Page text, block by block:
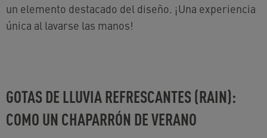
un elemento destacado del diseño. ¡Una experiencia
única al lavarse las manos!
GOTAS DE LLUVIA REFRESCANTES (RAIN):
COMO UN CHAPARRÓN DE VERANO